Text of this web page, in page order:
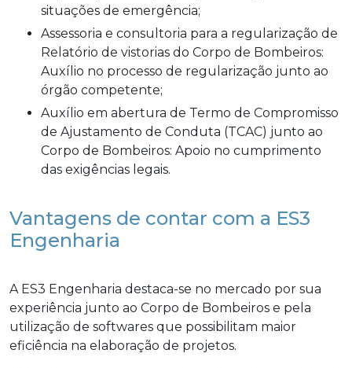
situações de emergência;
Assessoria e consultoria para a regularização de
Relatório de vistorias do Corpo de Bombeiros:
Auxílio no processo de regularização junto ao
órgão competente;
Auxílio em abertura de Termo de Compromisso
de Ajustamento de Conduta (TCAC) junto ao
Corpo de Bombeiros: Apoio no cumprimento
das exigências legais.
Vantagens de contar com a ES3
Engenharia
A ES3 Engenharia destaca-se no mercado por sua
experiência junto ao Corpo de Bombeiros e pela
utilização de softwares que possibilitam maior
eficiência na elaboração de projetos.